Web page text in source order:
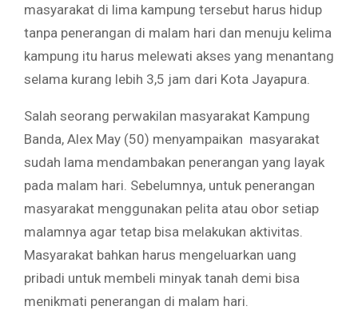
masyarakat di lima kampung tersebut harus hidup
tanpa penerangan di malam hari dan menuju kelima
kampung itu harus melewati akses yang menantang
selama kurang lebih 3,5 jam dari Kota Jayapura.
Salah seorang perwakilan masyarakat Kampung
Banda, Alex May (50) menyampaikan masyarakat
sudah lama mendambakan penerangan yang layak
pada malam hari. Sebelumnya, untuk penerangan
masyarakat menggunakan pelita atau obor setiap
malamnya agar tetap bisa melakukan aktivitas.
Masyarakat bahkan harus mengeluarkan uang
pribadi untuk membeli minyak tanah demi bisa
menikmati penerangan di malam hari.